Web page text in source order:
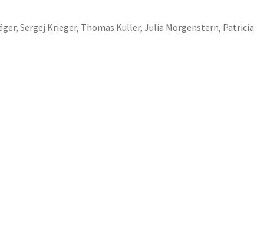
Sergej Krieger, Thomas Kuller, Julia Morgenstern, Patricia